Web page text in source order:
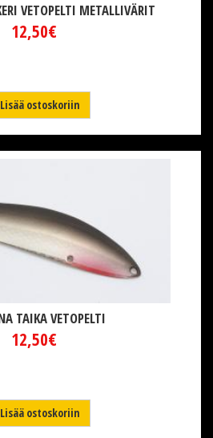
VETOPELTI METALLIVÄRIT
12,50€
Lisää ostoskoriin
TAIKA VETOPELTI
12,50€
Lisää ostoskoriin